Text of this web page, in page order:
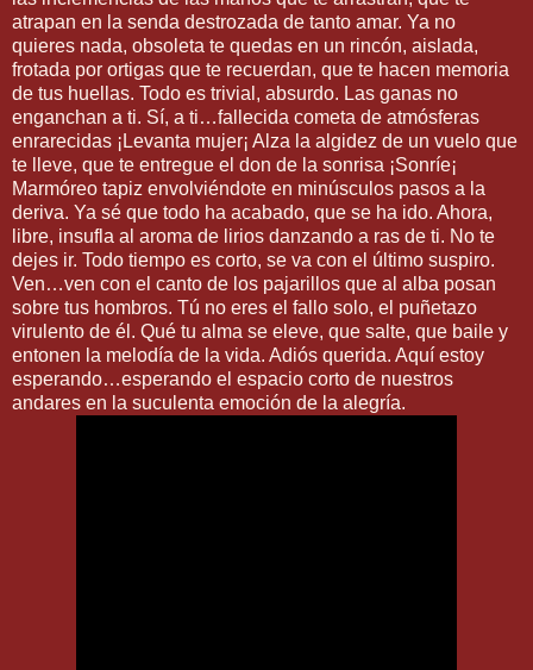
atrapan en la senda destrozada de tanto amar. Ya no
quieres nada, obsoleta te quedas en un rincón, aislada,
frotada por ortigas que te recuerdan, que te hacen memoria
de tus huellas. Todo es trivial, absurdo. Las ganas no
enganchan a ti. Sí, a ti…fallecida cometa de atmósferas
enrarecidas ¡Levanta mujer¡ Alza la algidez de un vuelo que
te lleve, que te entregue el don de la sonrisa ¡Sonríe¡
Marmóreo tapiz envolviéndote en minúsculos pasos a la
deriva. Ya sé que todo ha acabado, que se ha ido. Ahora,
libre, insufla al aroma de lirios danzando a ras de ti. No te
dejes ir. Todo tiempo es corto, se va con el último suspiro.
Ven…ven con el canto de los pajarillos que al alba posan
sobre tus hombros. Tú no eres el fallo solo, el puñetazo
virulento de él. Qué tu alma se eleve, que salte, que baile y
entonen la melodía de la vida. Adiós querida. Aquí estoy
esperando…esperando el espacio corto de nuestros
andares en la suculenta emoción de la alegría.